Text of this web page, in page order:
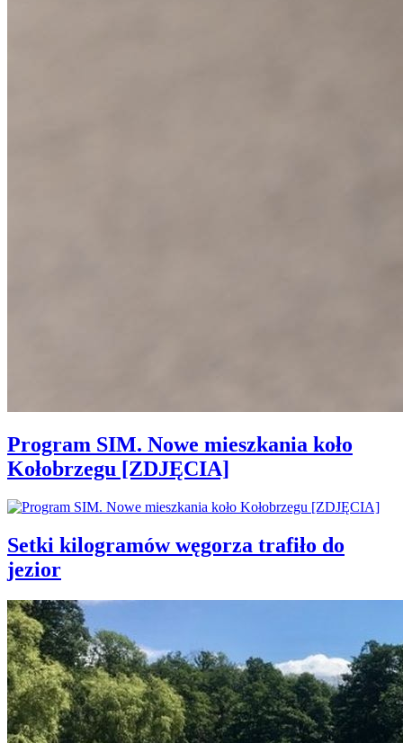
Program SIM. Nowe mieszkania koło
Kołobrzegu [ZDJĘCIA]
Setki kilogramów węgorza trafiło do
jezior